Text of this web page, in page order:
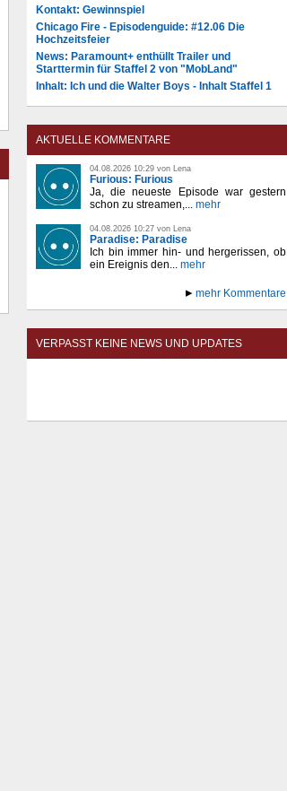
Kontakt: Gewinnspiel
Chicago Fire - Episodenguide: #12.06 Die
Hochzeitsfeier
News: Paramount+ enthüllt Trailer und
Starttermin für Staffel 2 von "MobLand"
Inhalt: Ich und die Walter Boys - Inhalt Staffel 1
AKTUELLE KOMMENTARE
04.08.2026 10:29 von Lena
Furious: Furious
Ja, die neueste Episode war gestern
schon zu streamen,... mehr
04.08.2026 10:27 von Lena
Paradise: Paradise
Ich bin immer hin- und hergerissen, ob
ein Ereignis den... mehr
mehr Kommentare
VERPASST KEINE NEWS UND UPDATES